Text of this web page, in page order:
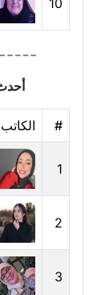
10
# الكاتب
1
2
3